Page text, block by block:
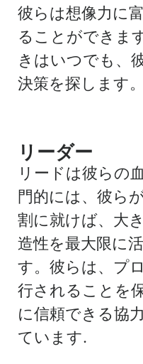
彼らは想像力に
ることができま
きはいつでも、
決策を探します。
リーダー
リードは彼らの
門的には、彼ら
割に就けば、大
造性を最大限に
す。彼らは、プ
行されることを
に信頼できる協
ています.